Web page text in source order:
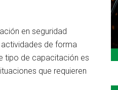
en seguridad
de forma
tipo de capacitación es
que requieren